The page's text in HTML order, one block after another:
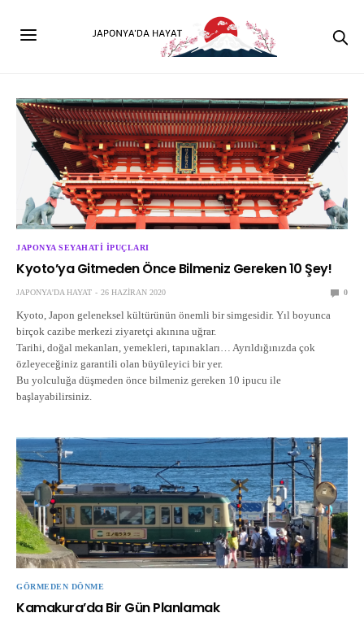
JAPONYA SEYAHATI İPUÇLARI
Kyoto’ya Gitmeden Önce Bilmeniz Gereken 10 Şey!
JAPONYA'DA HAYAT 26 HAZIRAN 2020 0
Kyoto, Japon geleneksel kültürünün önemli bir simgesidir. Yıl boyunca
birçok cazibe merkezi ziyaretçi akınına uğrar.
Tarihi, doğal mekanları, yemekleri, tapınakları… Ayrıldığınızda çok
özleyeceğiniz garantili olan büyüleyici bir yer.
Bu yolculuğa düşmeden önce bilmeniz gereken 10 ipucu ile
başlayabilirsiniz.
GÖRMEDEN DÖNME
Kamakura’da Bir Gün Planlamak